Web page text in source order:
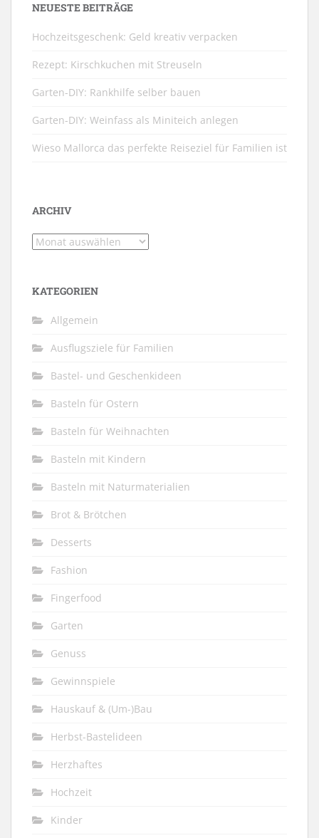
NEUESTE BEITRÄGE
Hochzeitsgeschenk: Geld kreativ verpacken
Rezept: Kirschkuchen mit Streuseln
Garten-DIY: Rankhilfe selber bauen
Garten-DIY: Weinfass als Miniteich anlegen
Wieso Mallorca das perfekte Reiseziel für Familien ist
ARCHIV
Archiv
KATEGORIEN
Allgemein
Ausflugsziele für Familien
Bastel- und Geschenkideen
Basteln für Ostern
Basteln für Weihnachten
Basteln mit Kindern
Basteln mit Naturmaterialien
Brot & Brötchen
Desserts
Fashion
Fingerfood
Garten
Genuss
Gewinnspiele
Hauskauf & (Um-)Bau
Herbst-Bastelideen
Herzhaftes
Hochzeit
Kinder